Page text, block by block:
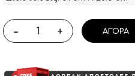
- + ΑΓΟΡΆ